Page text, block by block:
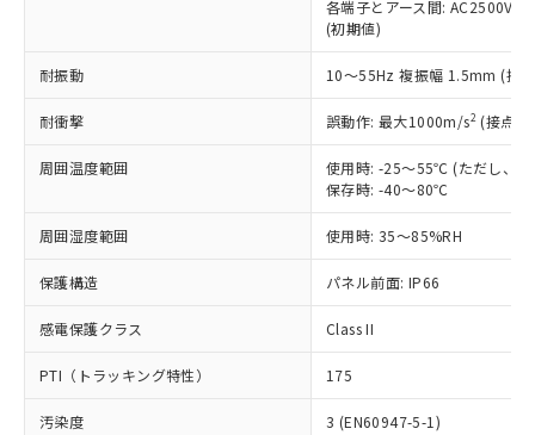
各端子とアース間: AC2500V
(初期値)
耐振動 10～55Hz 複振幅 1.5mm (接
耐衝撃 誤動作: 最大1000m/s2 (接点
周囲温度範囲
使用時: -25～55℃ (ただし、氷
保存時: -40～80℃
周囲湿度範囲 使用時: 35～85%RH
保護構造 パネル前面: IP66
感電保護クラス Class II
PTI（トラッキング特性） 175
汚染度 3 (EN60947-5-1)
正式な納期状況および標準価格はお客
様のお取引先、またはお客様担当のオ
ムロン制御機器販売店・当社販売員に
オムロン制御機器販売店や当社販売拠
販売ネットワーク
」をご確認
在庫状況および標準価格結果を当社の
事前の承諾なく第三者に漏洩または開
マイパーツ機能（部品リスト作成サー
ビス）をご利用いただくには、I-Web
メンバーズにご登録されている必要が
あります。
お客様が当ウェブサイト上で当社にご
登録された部品リストについて、当社
(PBDE) 1000ppm以下、フタル酸ビス(2-エチルヘキシ
ル) (DEHP)(別名：DOP) 1000ppm以下、フタル酸ブチ
ルベンジル（BBP） 1000ppm以下、フタル酸ジブチル
（DBP） 1000ppm以下、フタル酸ジイソブチル
但し、RoHS指令で産業用監視および制御機器に対する
フタル酸エステル類の４物質については閾値を超える意
図的な使用がないことを確認しています。
※2 対応予定月
部品在庫の切り替え状況などにより、予定
月が前後することがあります。
※3 非含有証明書ダウンロード
Cr(Ⅵ)(六価クロム) : 1000ppm、 PBBs(ポリ臭化ビフェ
ニル類) : 1000ppm、 PBDEs(ポリ臭化ジフェニルエーテ
イソブチル) : 1000ppm、 BBP(フタル酸ブチルベンジ
DEHP(フタル酸ビス(2-エチルヘキシル)) : 1000ppm
※2 環境保護使用期限
「ｅ」：有害物質（10物質）のすべてが基
準値以下であることを示します。
「10」：通常の使用状況下において有害物
質が外部に漏えいし、環境に深刻な影響を
及ぼさない年数を意味します。
「－」：未確認です。当社販売部門へお問
い合わせください。
当社は規制貨物を破棄する場合は、完
いよう必要な手段を講じます。
当社は貴社製品を、核兵器、ミサイ
ル、化学兵器、生物兵器またはその他
武器並びにこれらの製造装置等に一切
当社は、貴社製品を第三者に販売する
場合は、上記1、2および3の内容を当
該第三者に通知します。また当社は、
販売先および販売に係わる関係者が違
法に輸出するおそれがある場合は、取
り引きをいたしません。
一定数以上の在庫あり
一定数には満たないが在庫あり
在庫なし(最新の在庫状況につ
いては、お客様のお取引先、ま
たはお客様担当のオムロン制御
機器販売店・当社販売員にご確
白
受注生産機種、また在庫状況の
情報を公開していない機種